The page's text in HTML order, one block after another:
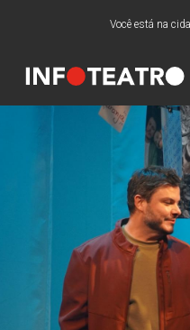
Você está na